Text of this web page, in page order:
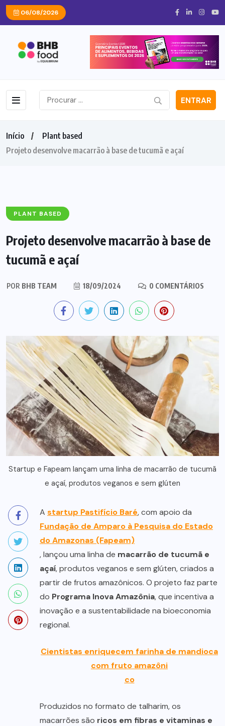
06/08/2026
ENTRAR
Início
Plant based
Projeto desenvolve macarrão à base de tucumã e açaí
PLANT BASED
Projeto desenvolve macarrão à base de
tucumã e açaí
POR BHB TEAM 18/09/2024 0 COMENTÁRIOS
Startup e Fapeam lançam uma linha de macarrão de tucumã
e açaí, produtos veganos e sem glúten
A startup Pastifício Baré, com apoio da
Fundação de Amparo à Pesquisa do Estado
do Amazonas (Fapeam)
, lançou uma linha de macarrão de tucumã e
açaí, produtos veganos e sem glúten, criados a
partir de frutos amazônicos. O projeto faz parte
do Programa Inova Amazônia, que incentiva a
inovação e a sustentabilidade na bioeconomia
regional.
Cientistas enriquecem farinha de mandioca
com fruto amazôni
co
Produzidos no formato de talharim, os
macarrões são ricos em fibras e vitaminas e